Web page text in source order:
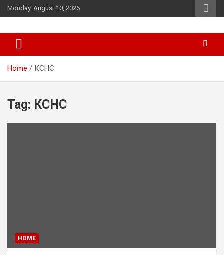
Skip
to
Monday, August 10, 2026
d7-news.com
Home КСНС
Tag: КСНС
HOME